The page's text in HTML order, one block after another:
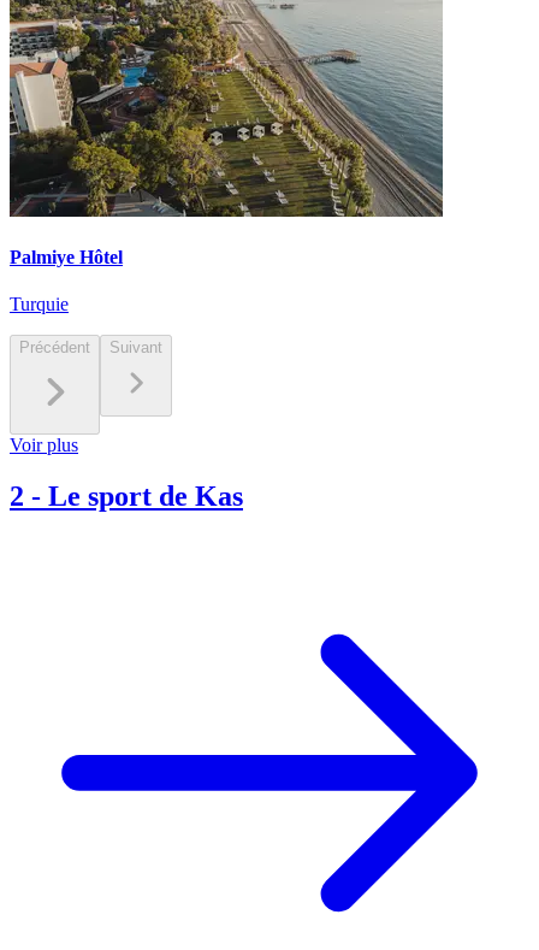
Palmiye Hôtel
Turquie
Précédent Suivant
Voir plus
2 - Le sport de Kas